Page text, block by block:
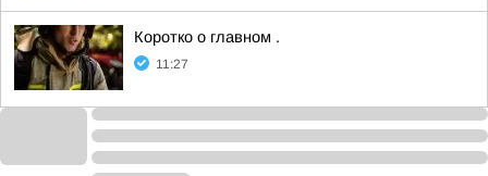
Коротко о главном .
11:27